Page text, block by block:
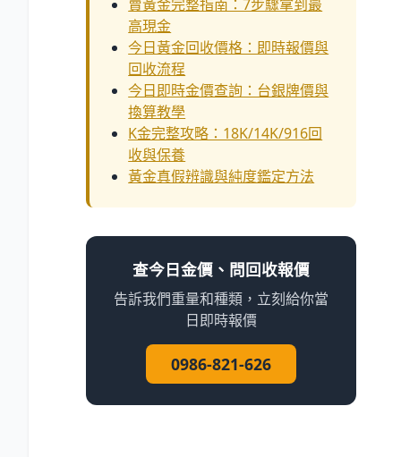
賣黃金完整指南：7步驟拿到最
高現金
今日黃金回收價格：即時報價與
回收流程
今日即時金價查詢：台銀牌價與
換算教學
K金完整攻略：18K/14K/916回
收與保養
黃金真假辨識與純度鑑定方法
查今日金價、問回收報價
告訴我們重量和種類，立刻給你當
日即時報價
0986-821-626